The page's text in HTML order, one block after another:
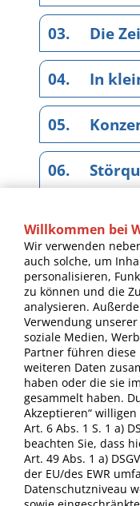
03. Die
04. In
05.
06.
Zeitpunkt
08. Den
09. Am
10. Tipps
Prüfung
11. Tipps
Prüfung
Willkommen bei
Wir verwenden
auch solche, um
personalisieren,
zu können und die
analysieren.
Verwendung
soziale Medien,
Partner führen
weiteren Daten
haben oder die sie
gesammelt haben.
Akzeptieren“
Art. 6 Abs. 1 S. 1 a)
beachten Sie, dass
Art. 49 Abs. 1 a)
der EU/des EWR
Datenschutzniveau